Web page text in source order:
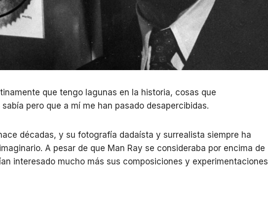
que tengo lagunas en la historia, cosas que
pero que a mí me han pasado desapercibidas.
décadas, y su fotografía dadaísta y surrealista siempre ha
A pesar de que Man Ray se consideraba por encima de
interesado mucho más sus composiciones y experimentaciones